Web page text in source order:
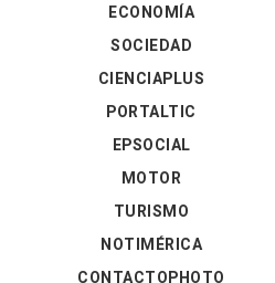
ECONOMÍA
SOCIEDAD
CIENCIAPLUS
PORTALTIC
EPSOCIAL
MOTOR
TURISMO
NOTIMÉRICA
CONTACTOPHOTO